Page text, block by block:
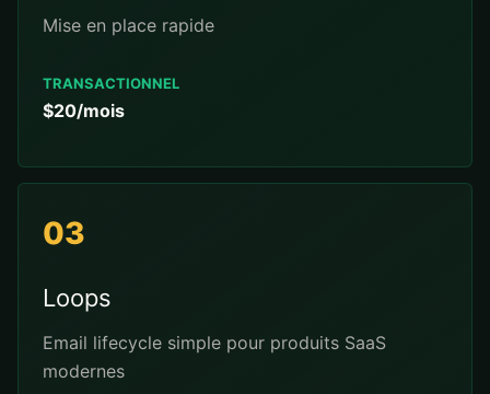
Mise en place rapide
TRANSACTIONNEL
$20/mois
03
Loops
Email lifecycle simple pour produits SaaS
modernes